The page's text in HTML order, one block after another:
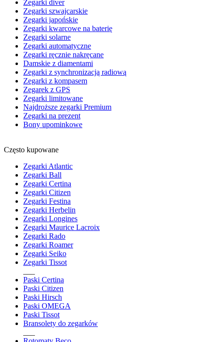
Zegarki diver
Zegarki szwajcarskie
Zegarki japońskie
Zegarki kwarcowe na baterię
Zegarki solarne
Zegarki automatyczne
Zegarki ręcznie nakręcane
Damskie z diamentami
Zegarki z synchronizacją radiową
Zegarki z kompasem
Zegarek z GPS
Zegarki limitowane
Najdroższe zegarki Premium
Zegarki na prezent
Bony upominkowe
Często kupowane
Zegarki Atlantic
Zegarki Ball
Zegarki Certina
Zegarki Citizen
Zegarki Festina
Zegarki Herbelin
Zegarki Longines
Zegarki Maurice Lacroix
Zegarki Rado
Zegarki Roamer
Zegarki Seiko
Zegarki Tissot
Paski Certina
Paski Citizen
Paski Hirsch
Paski OMEGA
Paski Tissot
Bransolety do zegarków